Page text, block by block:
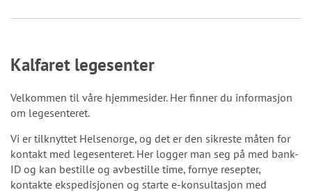
Kalfaret legesenter
Velkommen til våre hjemmesider. Her finner du informasjon
om legesenteret.
Vi er tilknyttet Helsenorge, og det er den sikreste måten for
kontakt med legesenteret. Her logger man seg på med bank-
ID og kan bestille og avbestille time, fornye resepter,
kontakte ekspedisjonen og starte e-konsultasjon med